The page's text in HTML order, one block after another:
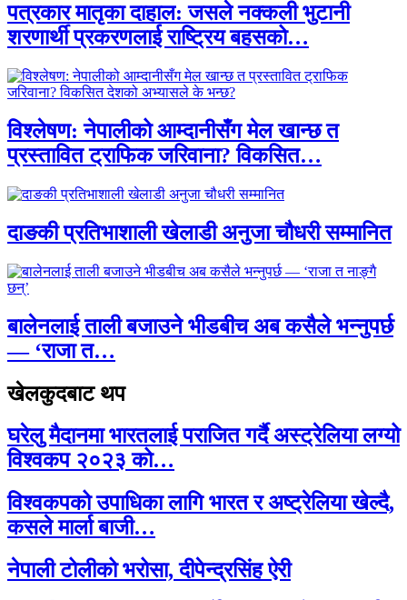
पत्रकार मातृका दाहाल: जसले नक्कली भुटानी
शरणार्थी प्रकरणलाई राष्ट्रिय बहसको…
विश्लेषण: नेपालीको आम्दानीसँग मेल खान्छ त
प्रस्तावित ट्राफिक जरिवाना? विकसित…
दाङकी प्रतिभाशाली खेलाडी अनुजा चौधरी सम्मानित
बालेनलाई ताली बजाउने भीडबीच अब कसैले भन्नुपर्छ
— ‘राजा त…
खेलकुदबाट थप
घरेलु मैदानमा भारतलाई पराजित गर्दै अस्ट्रेलिया लग्यो
विश्वकप २०२३ को…
विश्वकपको उपाधिका लागि भारत र अष्ट्रेलिया खेल्दै,
कसले मार्ला बाजी…
नेपाली टोलीको भरोसा, दीपेन्द्रसिंह ऐरी